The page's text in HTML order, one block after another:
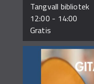
Tangvall bibliotek
12:00 - 14:00
Gratis